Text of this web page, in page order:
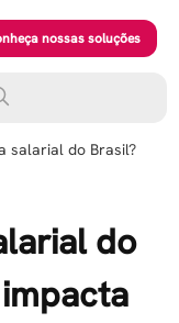
nossas soluções
salarial do Brasil?
do